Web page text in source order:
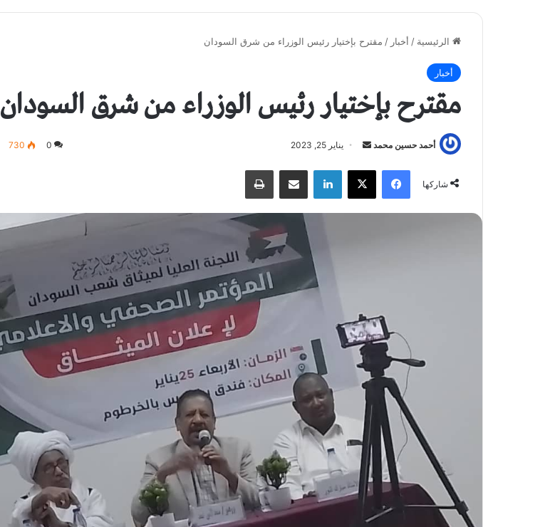
الرئيسية / أخبار / مقترح بإختيار رئيس الوزراء من شرق السودان
أخبار
مقترح بإختيار رئيس الوزراء من شرق السودان
أحمد حسين محمد
س
ب
ل
ك
ت
ر
و
يناير 25, 2023 0
730
شاركها
فيسبوك لينكدإن